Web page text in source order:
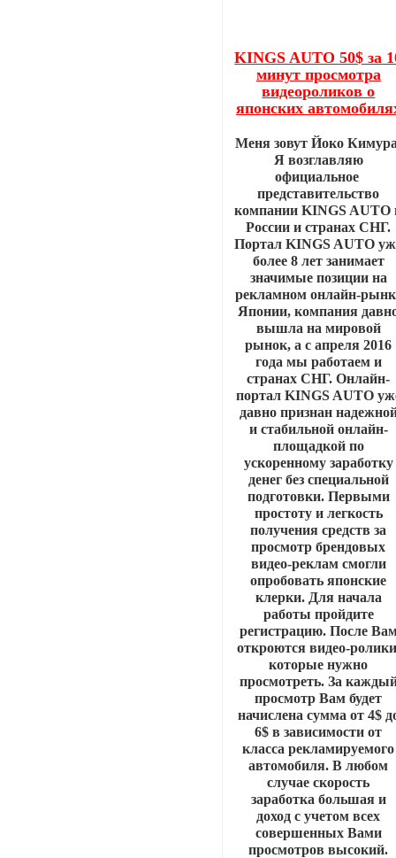
KINGS AUTO 50$ за
минут просмотра
видеороликов о
японских
Меня зовут Йоко
Я возглавляю
официальное
представительство
компании KINGS AUTO
России и странах СНГ.
Портал KINGS AUTO
более 8 лет занимает
значимые позиции на
рекламном онлайн-
Японии, компания
вышла на мировой
рынок, а с апреля 2016
года мы работаем и
странах СНГ. Онлайн-
портал KINGS AUTO
давно признан
и стабильной онлайн-
площадкой по
ускоренному заработку
денег без специальной
подготовки. Первыми
простоту и легкость
получения средств за
просмотр брендовых
видео-реклам смогли
опробовать японские
клерки. Для начала
работы пройдите
регистрацию. После
откроются видео-
которые нужно
просмотреть. За
просмотр Вам будет
начислена сумма от 4$
6$ в зависимости от
класса рекламируемого
автомобиля. В любом
случае скорость
заработка большая и
доход с учетом всех
совершенных Вами
просмотров высокий.